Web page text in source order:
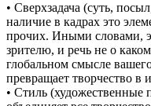
• Сверхзадача (суть,
наличие в кадрах это
прочих. Иными словами,
зрителю, и речь не о
глобальном смысле
превращает творчество в
• Стиль